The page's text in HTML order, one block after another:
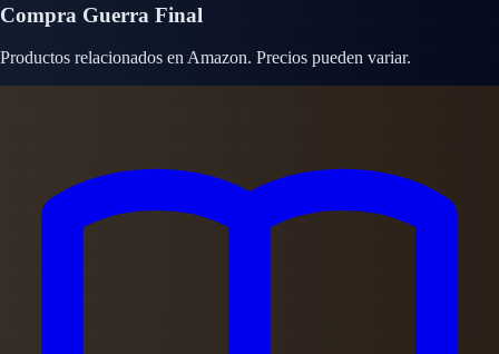
Compra Guerra Final
Productos relacionados en Amazon. Precios pueden variar.